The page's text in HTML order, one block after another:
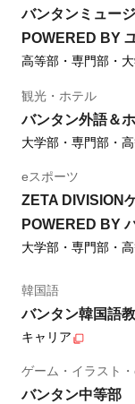
バンタンミュー
POWERED BY
高等部・専門部・
観光・ホテル
バンタン外語＆
大学部・専門部・
eスポーツ
ZETA DIVISION
POWERED BY
大学部・専門部・
韓国語
バンタン韓国語
キャリア
ゲーム・イラスト
バンタン中等部